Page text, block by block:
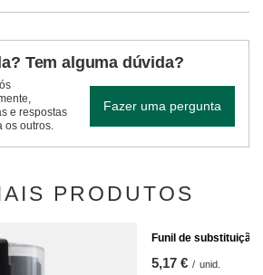
Tem alguma dúvida?
e respostas
os outros.
Fazer uma pergunta
PRODUTOS
Funil de substituição
5,17 € / unid.